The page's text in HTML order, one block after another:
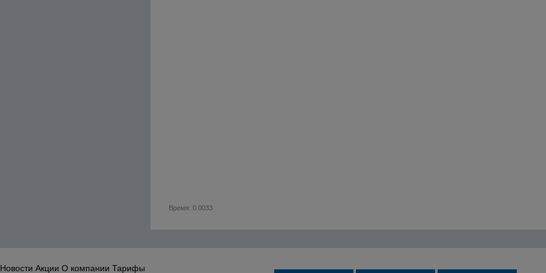
Время: 0.0033
Новости Акции О компании Тарифы